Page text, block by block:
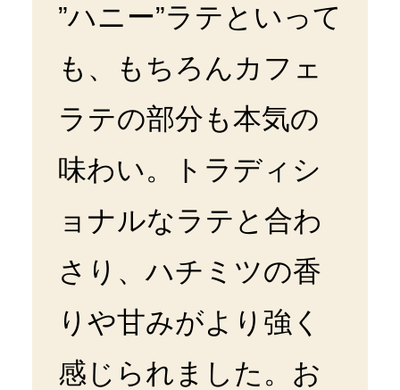
”ハニー”ラテといって
も、もちろんカフェ
ラテの部分も本気の
味わい。トラディシ
ョナルなラテと合わ
さり、ハチミツの香
りや甘みがより強く
感じられました。お